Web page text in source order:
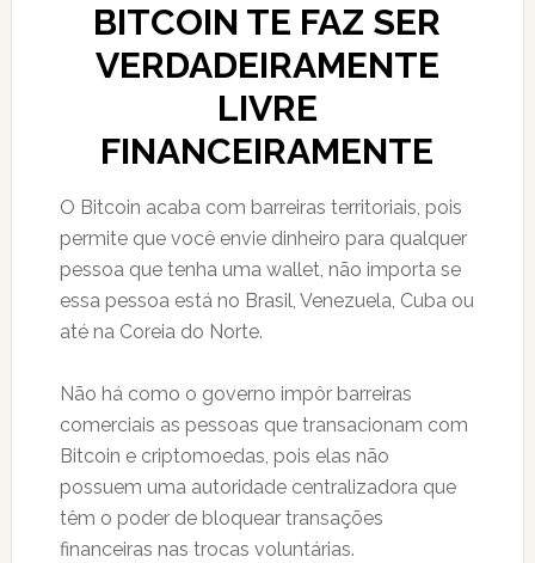
BITCOIN TE FAZ SER
VERDADEIRAMENTE
LIVRE
FINANCEIRAMENTE
O Bitcoin acaba com barreiras territoriais, pois
permite que você envie dinheiro para qualquer
pessoa que tenha uma wallet, não importa se
essa pessoa está no Brasil, Venezuela, Cuba ou
até na Coreia do Norte.
Não há como o governo impôr barreiras
comerciais as pessoas que transacionam com
Bitcoin e criptomoedas, pois elas não
possuem uma autoridade centralizadora que
têm o poder de bloquear transações
financeiras nas trocas voluntárias.